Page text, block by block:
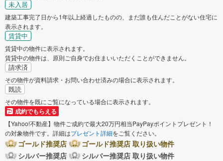
未入居
建築工事完了日から1年以上経過したものの、まだ誰も住んだことがない住宅に
表示されます。
賃貸中
賃貸中の物件に表示されます。
賃貸中の物件は、原則ご自身でお住まいいただくことができません。
請求済
その物件が資料請求・お問い合わせ済みの場合に表示されます。
既読
その物件を既にご覧になっている場合に表示されます。
成約でもらえる
【Yahoo!不動産】物件ご成約で最大20万円相当PayPayポイントプレゼント！
の対象物件です。詳細はプレゼント詳細をご覧ください。
ゴールド推奨店
ゴールド推奨店 取り扱い物件
シルバー推奨店
シルバー推奨店 取り扱い物件